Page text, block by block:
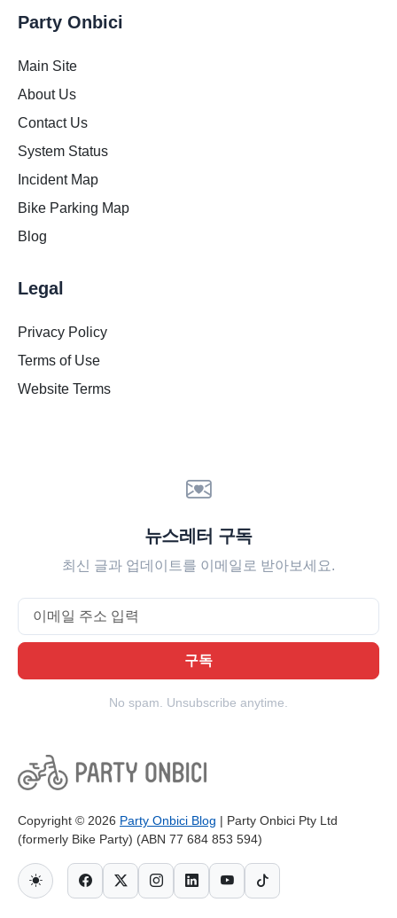
Party Onbici
Main Site
About Us
Contact Us
System Status
Incident Map
Bike Parking Map
Blog
Legal
Privacy Policy
Terms of Use
Website Terms
뉴스레터 구독
최신 글과 업데이트를 이메일로 받아보세요.
구독
No spam. Unsubscribe anytime.
Copyright © 2026 Party Onbici Blog | Party Onbici Pty Ltd
(formerly Bike Party) (ABN 77 684 853 594)
테마 전환FacebookTwitter-XInstagramLinkedinYoutubeTiktok